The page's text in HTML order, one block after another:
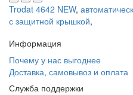
Trodat 4642 NEW,
с защитной крышкой,
Информация
Почему у нас выгоднее
Доставка, самовывоз и оплата
Служба поддержки